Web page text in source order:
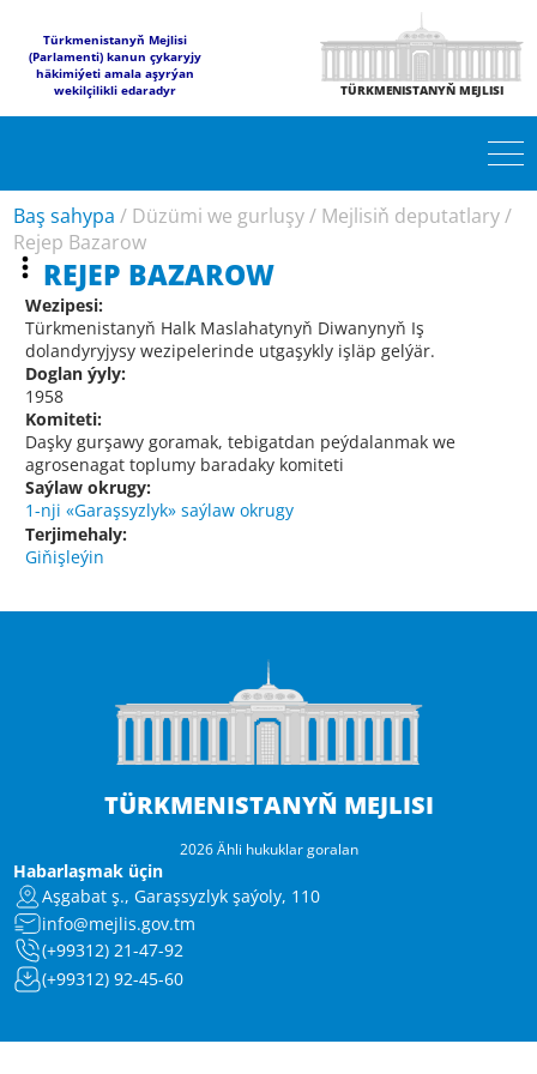
Türkmenistanyň Mejlisi
(Parlamenti) kanun çykaryjy
häkimiýeti amala aşyrýan
wekilçilikli edaradyr
TÜRKMENISTANYŇ MEJLISI
Baş sahypa / Düzümi we gurluşy/ Mejlisiň deputatlary/
Rejep Bazarow
REJEP BAZAROW
Wezipesi:
Türkmenistanyň Halk Maslahatynyň Diwanynyň Iş
dolandyryjysy wezipelerinde utgaşykly işläp gelýär.
Doglan ýyly:
1958
Komiteti:
Daşky gurşawy goramak, tebigatdan peýdalanmak we
agrosenagat toplumy baradaky komiteti
Saýlaw okrugy:
1-nji «Garaşsyzlyk» saýlaw okrugy
Terjimehaly:
Giňişleýin
TÜRKMENISTANYŇ MEJLISI
2026 Ähli hukuklar goralan
Habarlaşmak üçin
Aşgabat ş., Garaşsyzlyk şaýoly, 110
info@mejlis.gov.tm
(+99312) 21-47-92
(+99312) 92-45-60